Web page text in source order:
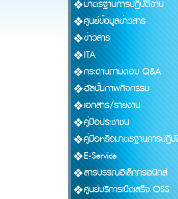
มาตรฐานการปฏิบัติงาน
ศูนย์ข้อมูลข่าวสาร
ข่าวสาร
ITA
กระดานถามตอบ Q&A
อัลบั้มภาพกิจกรรม
เอกสาร/รายงาน
คู่มือประชาชน
คู่มือหรือมาตรฐานการปฏิบัติ
E-Service
สารบรรณอิเล็กทรอนิกส์
ศูนย์บริการเบ็ดเสร็จ OSS